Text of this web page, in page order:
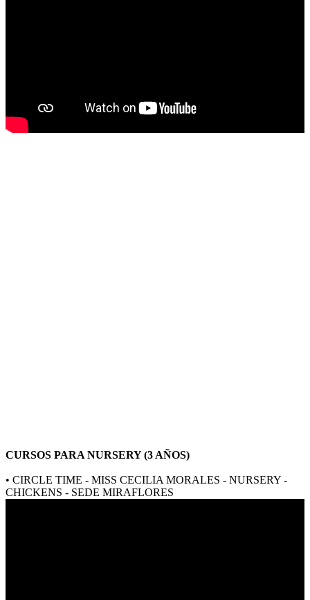
CURSOS PARA NURSERY (3 AÑOS)
• CIRCLE TIME - MISS CECILIA MORALES - NURSERY -
CHICKENS - SEDE MIRAFLORES